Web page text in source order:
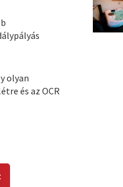
olyan
és az OCR